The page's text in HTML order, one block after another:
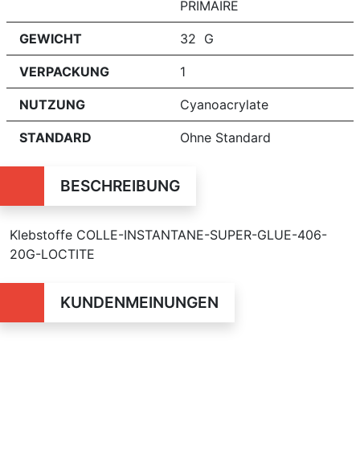
PRIMAIRE
GEWICHT 32 G
VERPACKUNG 1
NUTZUNG Cyanoacrylate
STANDARD Ohne Standard
BESCHREIBUNG
Klebstoffe COLLE-INSTANTANE-SUPER-GLUE-406-
20G-LOCTITE
KUNDENMEINUNGEN